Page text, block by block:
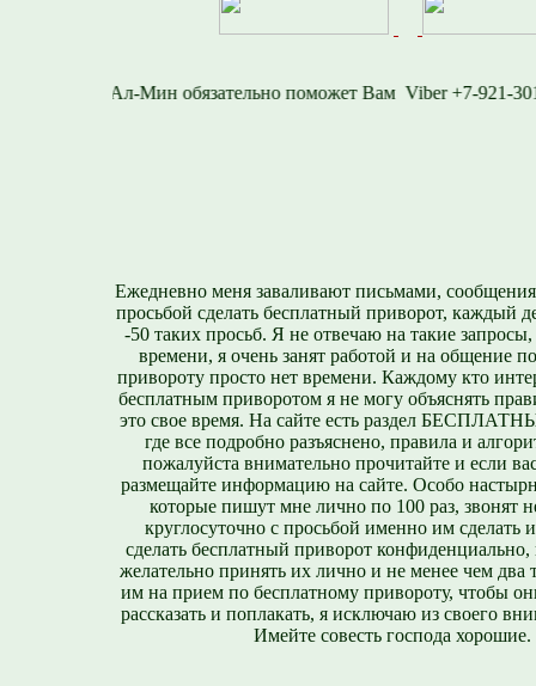
Viber +7-
Ежедневно меня заваливают письмами,
просьбой сделать бесплатный приворот, каждый
-50 таких просьб. Я не отвечаю на такие
времени, я очень занят работой и на общение
привороту просто нет времени. Каждому кто
бесплатным приворотом я не могу объяснять
это свое время. На сайте есть раздел
где все подробно разъяснено, правила и
пожалуйста внимательно прочитайте и если
размещайте информацию на сайте. Особо
которые пишут мне лично по 100 раз, звонят
круглосуточно с просьбой именно им сделать
сделать бесплатный приворот конфиденциально,
желательно принять их лично и не менее чем два
им на прием по бесплатному привороту, чтобы
рассказать и поплакать, я исключаю из своего
Имейте совесть господа хорошие.